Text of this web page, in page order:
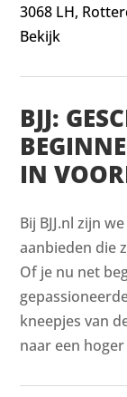
3068 LH,
Bekijk
BJJ:
IN
Bij BJJ.nl zijn
aanbieden die
Of je nu net
kneepjes van
naar een